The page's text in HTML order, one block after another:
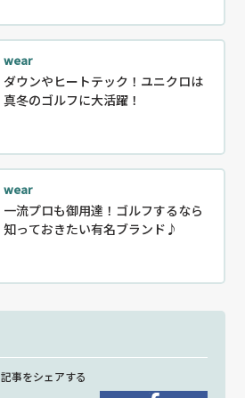
wear
ダウンやヒートテック！ユニクロは
真冬のゴルフに大活躍！
wear
一流プロも御用達！ゴルフするなら
知っておきたい有名ブランド♪
記事をシェアする